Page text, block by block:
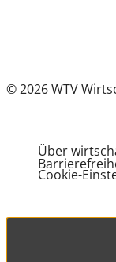
© 2026 WTV
Über
Cookie-